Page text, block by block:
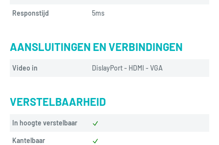
Responstijd 5ms
AANSLUITINGEN EN VERBINDINGEN
Video in DislayPort - HDMI - VGA
VERSTELBAARHEID
In hoogte verstelbaar
Kantelbaar